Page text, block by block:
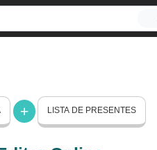
LISTA DE PRESENTES